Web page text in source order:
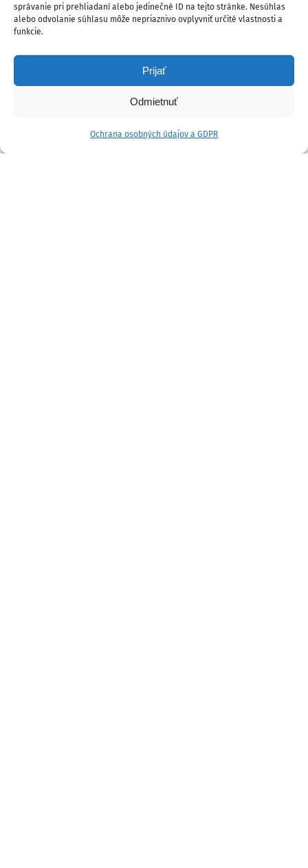
správanie pri prehliadaní alebo jedinečné ID na tejto stránke. Nesúhlas
alebo odvolanie súhlasu môže nepriaznivo ovplyvniť určité vlastnosti a
funkcie.
Prijať
Odmietnuť
Ochrana osobných údajov a GDPR